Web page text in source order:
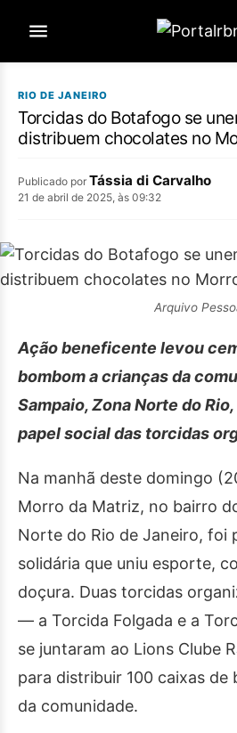
RIO DE JANEIRO
Torcidas do Botafogo se
distribuem chocolates no
Publicado por Tássia di Carvalho
21 de abril de 2025, às 09:32
Arquivo
Ação beneficente levou
bombom a crianças da
Sampaio, Zona Norte do
papel social das torcidas
Na manhã deste domingo
Morro da Matriz, no bairro
Norte do Rio de Janeiro, foi
solidária que uniu esporte,
doçura. Duas torcidas
— a Torcida Folgada e a
se juntaram ao Lions Clube
para distribuir 100 caixas de
da comunidade.